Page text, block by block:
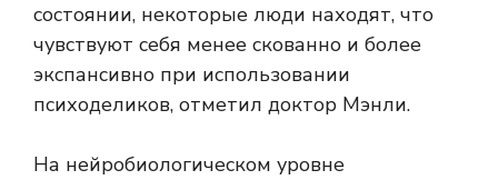
состоянии, некоторые люди находят, что
чувствуют себя менее скованно и более
экспансивно при использовании
психоделиков, отметил доктор Мэнли.
На нейробиологическом уровне